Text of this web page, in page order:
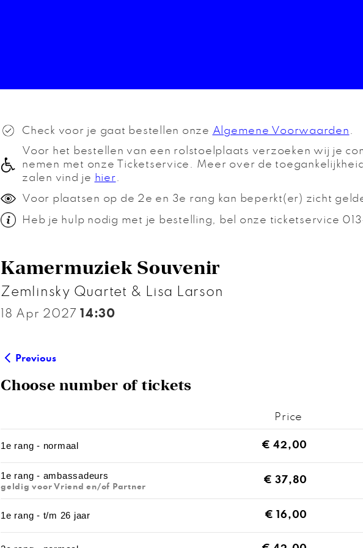
Check voor je gaat bestellen onze Algemene Voorwaarden
Voor het bestellen van een rolstoelplaats verzoeken wij je
nemen met onze Ticketservice. Meer over de
zalen vind je hier
Voor plaatsen op de 2e en 3e rang kan beperkt(er) zicht
Heb je hulp nodig met je bestelling, bel onze ticketservice
Kamermuziek Souvenir
Zemlinsky Quartet & Lisa Larson
18 Apr 2027 14:30
Previous
Choose number of tickets
Price
1e rang - normaal € 42,00
1e rang - ambassadeurs
geldig voor Vriend en/of Partner
€ 37,80
1e rang - t/m 26 jaar € 16,00